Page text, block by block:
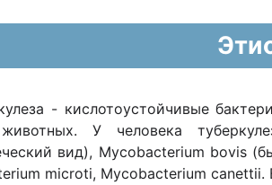
- кислотоустойчивые
У человека
вид), Mycobacterium bovis
microti, Mycobacterium